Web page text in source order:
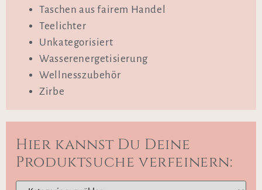
Taschen aus fairem Handel
Teelichter
Unkategorisiert
Wasserenergetisierung
Wellnesszubehör
Zirbe
Hier kannst Du Deine
Produktsuche verfeinern: